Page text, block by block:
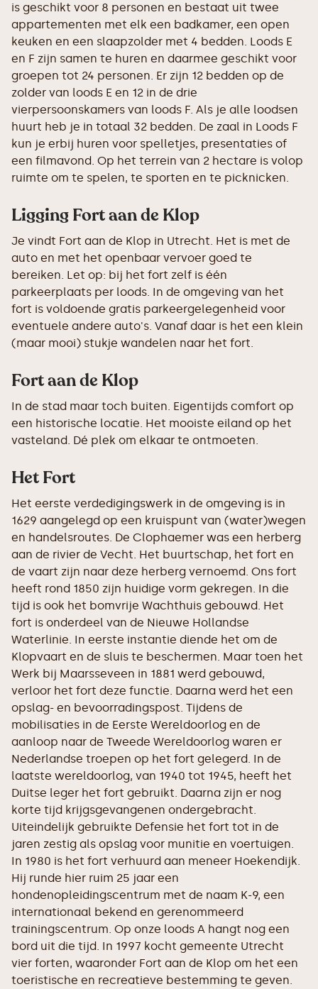
is geschikt voor 8 personen en bestaat uit twee
appartementen met elk een badkamer, een open
keuken en een slaapzolder met 4 bedden. Loods E
en F zijn samen te huren en daarmee geschikt voor
groepen tot 24 personen. Er zijn 12 bedden op de
zolder van loods E en 12 in de drie
vierpersoonskamers van loods F. Als je alle loodsen
huurt heb je in totaal 32 bedden. De zaal in Loods F
kun je erbij huren voor spelletjes, presentaties of
een filmavond. Op het terrein van 2 hectare is volop
ruimte om te spelen, te sporten en te picknicken.
Ligging Fort aan de Klop
Je vindt Fort aan de Klop in Utrecht. Het is met de
auto en met het openbaar vervoer goed te
bereiken. Let op: bij het fort zelf is één
parkeerplaats per loods. In de omgeving van het
fort is voldoende gratis parkeergelegenheid voor
eventuele andere auto's. Vanaf daar is het een klein
(maar mooi) stukje wandelen naar het fort.
Fort aan de Klop
In de stad maar toch buiten. Eigentijds comfort op
een historische locatie. Het mooiste eiland op het
vasteland. Dé plek om elkaar te ontmoeten.
Het Fort
Het eerste verdedigingswerk in de omgeving is in
1629 aangelegd op een kruispunt van (water)wegen
en handelsroutes. De Clophaemer was een herberg
aan de rivier de Vecht. Het buurtschap, het fort en
de vaart zijn naar deze herberg vernoemd. Ons fort
heeft rond 1850 zijn huidige vorm gekregen. In die
tijd is ook het bomvrije Wachthuis gebouwd. Het
fort is onderdeel van de Nieuwe Hollandse
Waterlinie. In eerste instantie diende het om de
Klopvaart en de sluis te beschermen. Maar toen het
Werk bij Maarsseveen in 1881 werd gebouwd,
verloor het fort deze functie. Daarna werd het een
opslag- en bevoorradingspost. Tijdens de
mobilisaties in de Eerste Wereldoorlog en de
aanloop naar de Tweede Wereldoorlog waren er
Nederlandse troepen op het fort gelegerd. In de
laatste wereldoorlog, van 1940 tot 1945, heeft het
Duitse leger het fort gebruikt. Daarna zijn er nog
korte tijd krijgsgevangenen ondergebracht.
Uiteindelijk gebruikte Defensie het fort tot in de
jaren zestig als opslag voor munitie en voertuigen.
In 1980 is het fort verhuurd aan meneer Hoekendijk.
Hij runde hier ruim 25 jaar een
hondenopleidingscentrum met de naam K-9, een
internationaal bekend en gerenommeerd
trainingscentrum. Op onze loods A hangt nog een
bord uit die tijd. In 1997 kocht gemeente Utrecht
vier forten, waaronder Fort aan de Klop om het een
toeristische en recreatieve bestemming te geven.